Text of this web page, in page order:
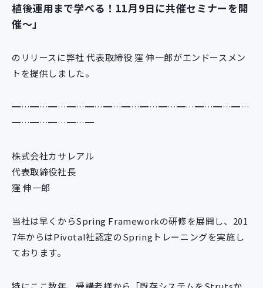
導入事例
イベント・セミナー
採用情報
植後運用まで学べる！11月9日に共催セミナーを開
催～」
のリリースに弊社 代表取締役 窪 伸一郎がエンドースメン
トを提供しました。
━…━…━…━…━…━…━…━…━…━…━…━…━…
━…━…━…━…━
株式会社カサレアル
代表取締役社長
窪 伸一郎
当社は早くからSpring Frameworkの研修を展開し、201
7年からはPivotal社認定のSpringトレーニングを実施し
ております。